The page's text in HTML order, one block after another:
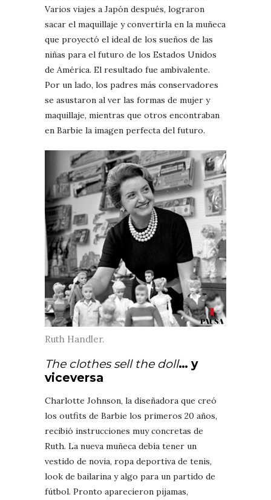
Varios viajes a Japón después, lograron
sacar el maquillaje y convertirla en la muñeca
que proyectó el ideal de los sueños de las
niñas para el futuro de los Estados Unidos
de América. El resultado fue ambivalente.
Por un lado, los padres más conservadores
se asustaron al ver las formas de mujer y
maquillaje, mientras que otros encontraban
en Barbie la imagen perfecta del futuro.
Ruth Handler.
The clothes sell the doll… y
viceversa
Charlotte Johnson, la diseñadora que creó
los outfits de Barbie los primeros 20 años,
recibió instrucciones muy concretas de
Ruth. La nueva muñeca debía tener un
vestido de novia, ropa deportiva de tenis,
look de bailarina y algo para un partido de
fútbol. Pronto aparecieron pijamas,